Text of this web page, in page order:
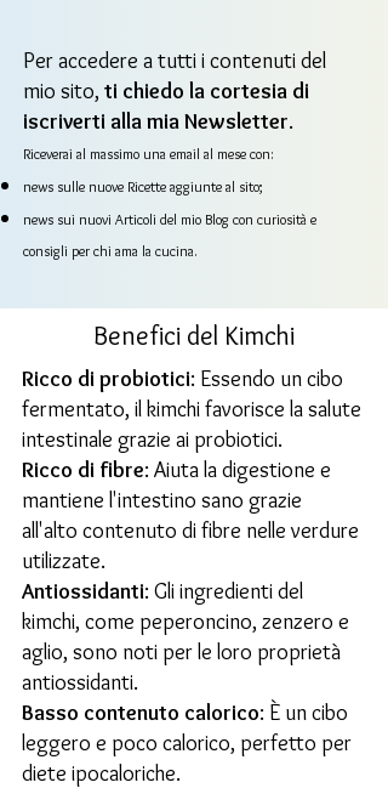
Per accedere a tutti i contenuti del
mio sito, ti chiedo la cortesia di
iscriverti alla mia Newsletter.
Riceverai al massimo una email al mese con:
news sulle nuove Ricette aggiunte al sito;
news sui nuovi Articoli del mio Blog con curiosità e
consigli per chi ama la cucina.
​Benefici del Kimchi
Ricco di probiotici: Essendo un cibo
fermentato, il kimchi favorisce la salute
intestinale grazie ai probiotici.
Ricco di fibre: Aiuta la digestione e
mantiene l'intestino sano grazie
all'alto contenuto di fibre nelle verdure
utilizzate.
Antiossidanti: Gli ingredienti del
kimchi, come peperoncino, zenzero e
aglio, sono noti per le loro proprietà
antiossidanti.
Basso contenuto calorico: È un cibo
leggero e poco calorico, perfetto per
diete ipocaloriche.